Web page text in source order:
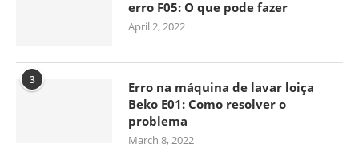
erro F05: O que pode fazer
April 2, 2022
3
Erro na máquina de lavar loiça
Beko E01: Como resolver o
problema
March 8, 2022